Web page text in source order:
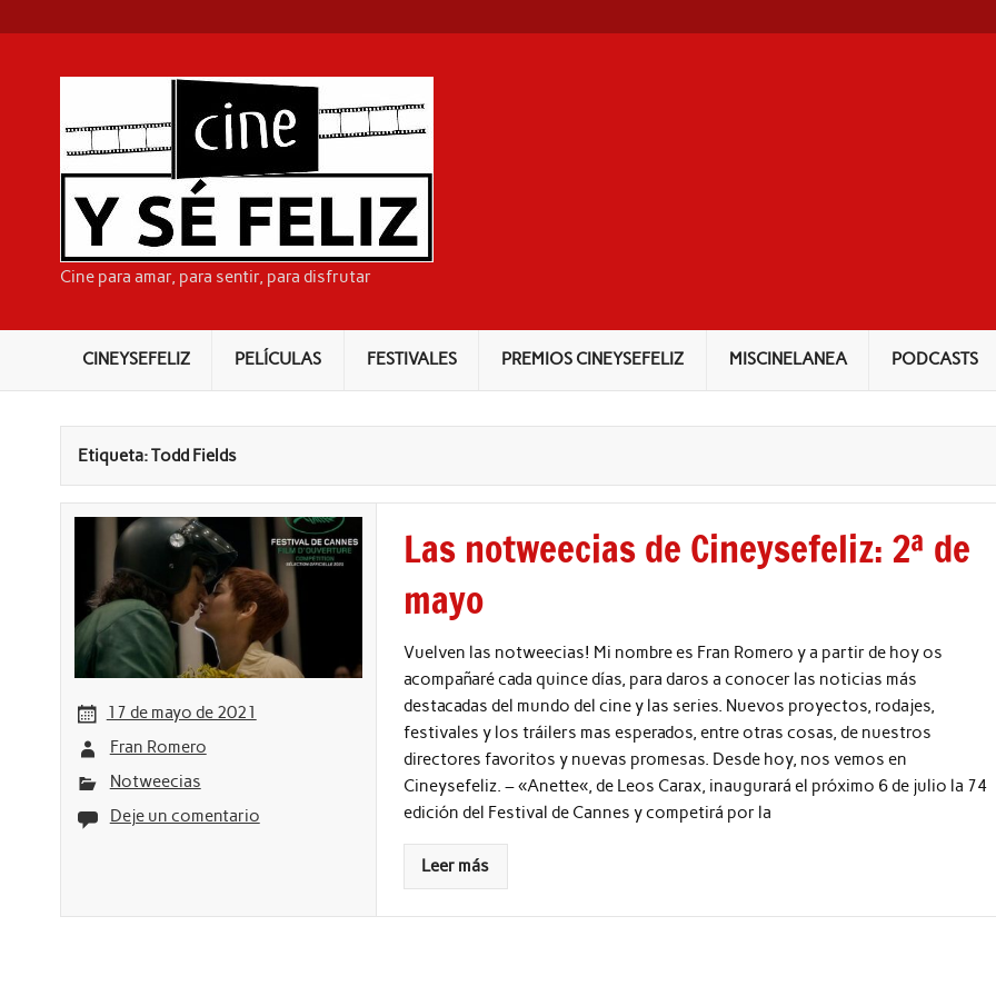
content
Cine para amar, para sentir, para disfrutar
CINEYSEFELIZ PELÍCULAS FESTIVALES PREMIOS CINEYSEFELIZ MISCINELANEA PODCASTS
Etiqueta:Todd Fields
17 de mayo de 2021
Fran Romero
Notweecias
Deje un comentario
Las notweecias de Cineysefeliz: 2ª de
mayo
Vuelven las notweecias! Mi nombre es Fran Romero y a partir de hoy os
acompañaré cada quince días, para daros a conocer las noticias más
destacadas del mundo del cine y las series. Nuevos proyectos, rodajes,
festivales y los tráilers mas esperados, entre otras cosas, de nuestros
directores favoritos y nuevas promesas. Desde hoy, nos vemos en
Cineysefeliz. – «Anette«, de Leos Carax, inaugurará el próximo 6 de julio la 74
edición del Festival de Cannes y competirá por la
Leer más